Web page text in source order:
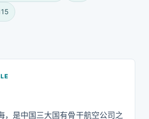
，是中国三大国有骨干航空公司之